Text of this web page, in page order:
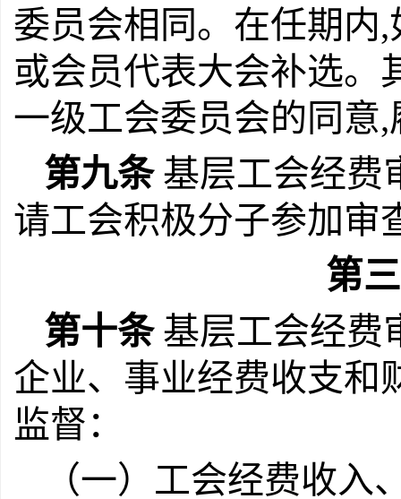
委员会相同。在任期内
或会员代表大会补选。
一级工会委员会的同意
第九条基层工会经费
请工会积极分子参加审
第
第十条基层工会经费
企业、事业经费收支和
监督：
（一）工会经费收入